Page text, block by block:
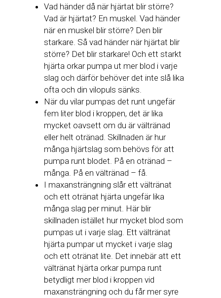
Vad händer då när hjärtat blir större?
Vad är hjärtat? En muskel. Vad händer
när en muskel blir större? Den blir
starkare. Så vad händer när hjärtat blir
större? Det blir starkare! Och ett starkt
hjärta orkar pumpa ut mer blod i varje
slag och därför behöver det inte slå lika
ofta och din vilopuls sänks.
När du vilar pumpas det runt ungefär
fem liter blod i kroppen, det är lika
mycket oavsett om du är vältränad
eller helt otränad. Skillnaden är hur
många hjärtslag som behövs för att
pumpa runt blodet. På en otränad –
många. På en vältränad – få.
I maxansträngning slår ett vältränat
och ett otränat hjärta ungefär lika
många slag per minut. Här blir
skillnaden istället hur mycket blod som
pumpas ut i varje slag. Ett vältränat
hjärta pumpar ut mycket i varje slag
och ett otränat lite. Det innebär att ett
vältränat hjärta orkar pumpa runt
betydligt mer blod i kroppen vid
maxansträngning och du får mer syre